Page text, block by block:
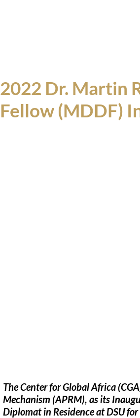
2022 Dr. Martin
Fellow (MDDF)
The Center for Global Africa
Mechanism (APRM), as its
Diplomat in Residence at DSU